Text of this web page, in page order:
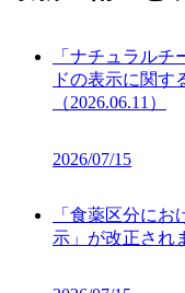
「ナチュラル
ドの表示に関す
（2026.06.11）
2026/07/15
「食薬区分に
示」が改正され